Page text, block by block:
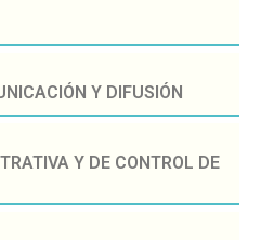
Y DIFUSIÓN
Y DE CONTROL DE